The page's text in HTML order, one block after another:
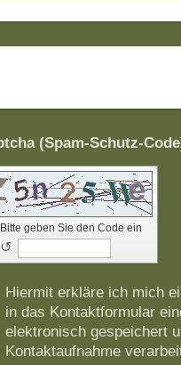
Bitte geben Sie den Code ein
↺
Hiermit erkläre ich mich
in das Kontaktformular
elektronisch gespeichert
Kontaktaufnahme